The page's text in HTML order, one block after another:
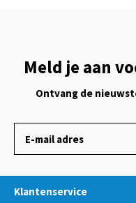
Meld je aan
Ontvang de
Klantenservice